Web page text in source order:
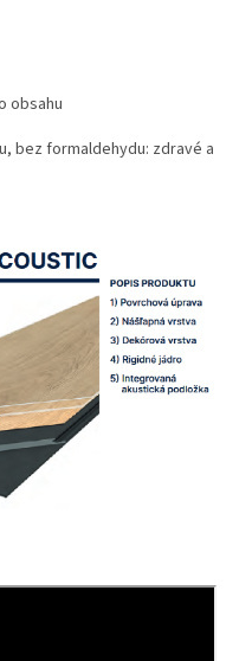
obsahu
bez formaldehydu: zdravé a